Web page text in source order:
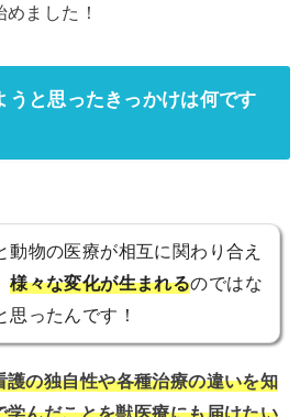
ました！
うと思ったきっかけは何です
動物の医療が相互に関わり合え
様々な変化が生まれるのではな
思ったんです！
護の独自性や各種治療の違いを知
学んだことを獣医療にも届けたい